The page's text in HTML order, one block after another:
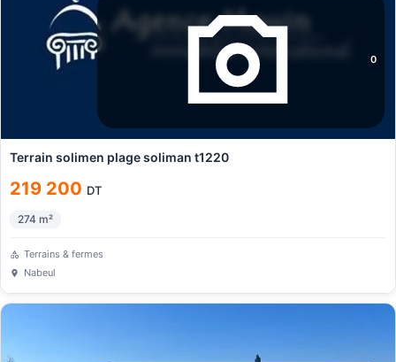
0
Terrain solimen plage soliman t1220
219 200 DT
274 m²
Terrains & fermes
Nabeul